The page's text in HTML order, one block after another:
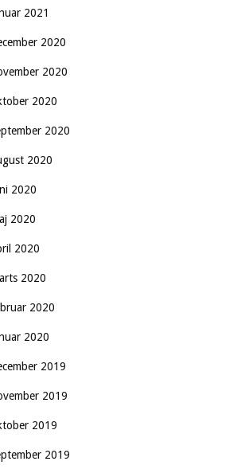
2021
2020
2020
2020
2020
2020
2020
2020
2020
2020
2020
2020
2019
2019
2019
2019